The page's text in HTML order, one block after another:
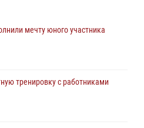
неделю совершили
женщине во время
мечту юного участника
тренировку с работниками